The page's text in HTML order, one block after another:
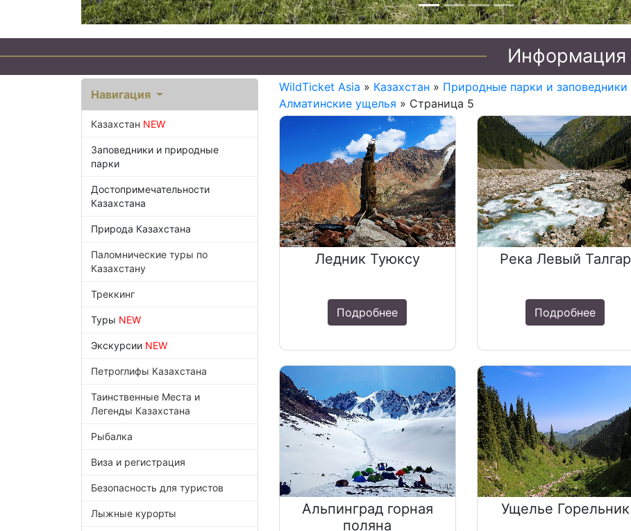
Информация
Навигация
Казахстан NEW
Заповедники и природные
парки
Достопримечательности
Казахстана
Природа Казахстана
Паломнические туры по
Казахстану
Треккинг
Туры NEW
Экскурсии NEW
Петроглифы Казахстана
Таинственные Места и
Легенды Казахстана
Рыбалка
Виза и регистрация
Безопасность для туристов
Лыжные курорты
WildTicket Asia » Казахстан » Природные парки и заповедники
Алматинские ущелья » Страница 5
Ледник Туюксу
Подробнее
Река Левый Талгар
Подробнее
Альпинград горная
поляна
Ущелье Горельник